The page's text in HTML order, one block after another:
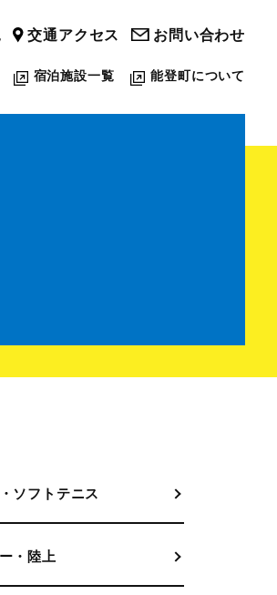
交通アクセス お問い合わせ
宿泊施設一覧 能登町について
ソフトテニス
・陸上